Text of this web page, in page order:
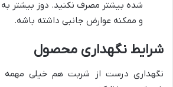
شده بیشتر مصرف نکنید. دوز بیشتر
و ممکنه عوارض جانبی داشته باشه.
شرایط نگهداری محصول
نگهداری درست از شربت هم خیلی مهمه